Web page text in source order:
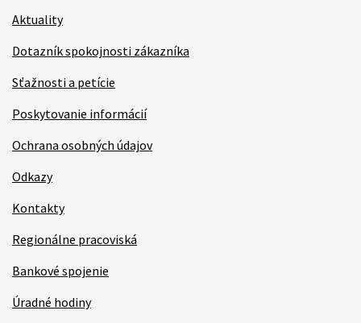
Aktuality
Dotazník spokojnosti zákazníka
Sťažnosti a petície
Poskytovanie informácií
Ochrana osobných údajov
Odkazy
Kontakty
Regionálne pracoviská
Bankové spojenie
Úradné hodiny